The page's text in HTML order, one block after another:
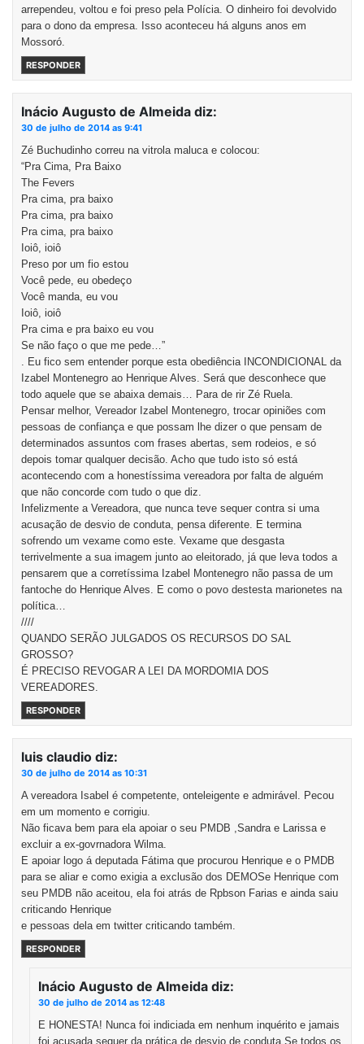
arrependeu, voltou e foi preso pela Polícia. O dinheiro foi devolvido
para o dono da empresa. Isso aconteceu há alguns anos em
Mossoró.
RESPONDER
Inácio Augusto de Almeida diz:
30 de julho de 2014 as 9:41
Zé Buchudinho correu na vitrola maluca e colocou:
“Pra Cima, Pra Baixo
The Fevers
Pra cima, pra baixo
Pra cima, pra baixo
Pra cima, pra baixo
Ioiô, ioiô
Preso por um fio estou
Você pede, eu obedeço
Você manda, eu vou
Ioiô, ioiô
Pra cima e pra baixo eu vou
Se não faço o que me pede…”
. Eu fico sem entender porque esta obediência INCONDICIONAL da
Izabel Montenegro ao Henrique Alves. Será que desconhece que
todo aquele que se abaixa demais… Para de rir Zé Ruela.
Pensar melhor, Vereador Izabel Montenegro, trocar opiniões com
pessoas de confiança e que possam lhe dizer o que pensam de
determinados assuntos com frases abertas, sem rodeios, e só
depois tomar qualquer decisão. Acho que tudo isto só está
acontecendo com a honestíssima vereadora por falta de alguém
que não concorde com tudo o que diz.
Infelizmente a Vereadora, que nunca teve sequer contra si uma
acusação de desvio de conduta, pensa diferente. E termina
sofrendo um vexame como este. Vexame que desgasta
terrivelmente a sua imagem junto ao eleitorado, já que leva todos a
pensarem que a corretíssima Izabel Montenegro não passa de um
fantoche do Henrique Alves. E como o povo destesta marionetes na
política…
////
QUANDO SERÃO JULGADOS OS RECURSOS DO SAL
GROSSO?
É PRECISO REVOGAR A LEI DA MORDOMIA DOS
VEREADORES.
RESPONDER
luis claudio diz:
30 de julho de 2014 as 10:31
A vereadora Isabel é competente, onteleigente e admirável. Pecou
em um momento e corrigiu.
Não ficava bem para ela apoiar o seu PMDB ,Sandra e Larissa e
excluir a ex-govrnadora Wilma.
E apoiar logo á deputada Fátima que procurou Henrique e o PMDB
para se aliar e como exigia a exclusão dos DEMOSe Henrique com
seu PMDB não aceitou, ela foi atrás de Rpbson Farias e ainda saiu
criticando Henrique
e pessoas dela em twitter criticando também.
RESPONDER
Inácio Augusto de Almeida diz:
30 de julho de 2014 as 12:48
E HONESTA! Nunca foi indiciada em nenhum inquérito e jamais
foi acusada sequer da prática de desvio de conduta.Se todos os